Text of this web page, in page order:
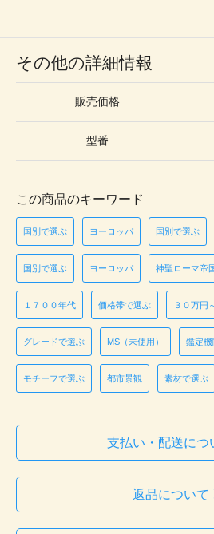
その他の詳細情報
販売価格
型番
この商品のキーワード
国別で選ぶ ヨーロッパ 国別で選ぶ
国別で選ぶ ヨーロッパ 神聖ローマ帝
１７００年代 価格帯で選ぶ ３０万円
グレードで選ぶ MS（未使用） 鑑定
モチーフで選ぶ 都市景観 素材で選ぶ
支払い・配送につ
返品について